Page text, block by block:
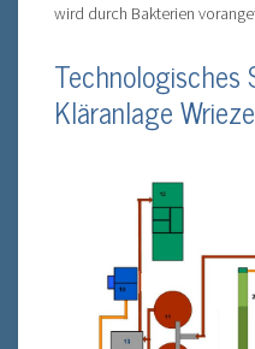
wird durch Bakterien
Technologisches
Kläranlage